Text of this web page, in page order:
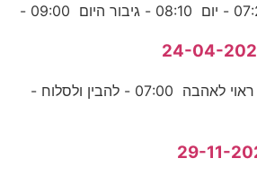
06:30 - להבין ולסלוח - ראוי לאהבה 07:00 - להבין ולסלוח -